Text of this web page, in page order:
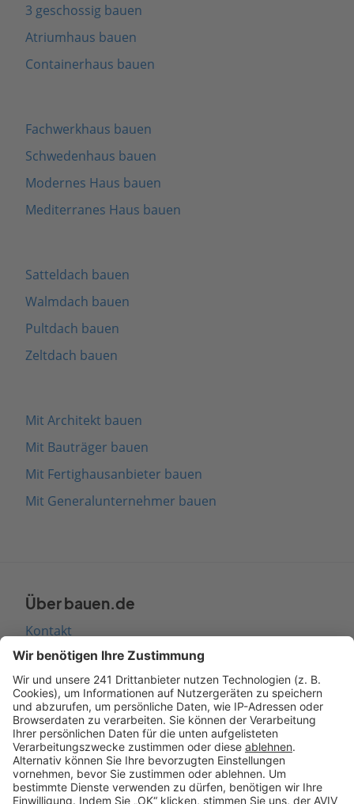
3 geschossig bauen
Atriumhaus bauen
Containerhaus bauen
Fachwerkhaus bauen
Schwedenhaus bauen
Modernes Haus bauen
Mediterranes Haus bauen
Satteldach bauen
Walmdach bauen
Pultdach bauen
Zeltdach bauen
Mit Architekt bauen
Mit Bauträger bauen
Mit Fertighausanbieter bauen
Mit Generalunternehmer bauen
Über bauen.de
Kontakt
Seitenaufbau
Barrierefreiheit
Cookie Einstellungen
Rechtliches
AGB-Übersicht